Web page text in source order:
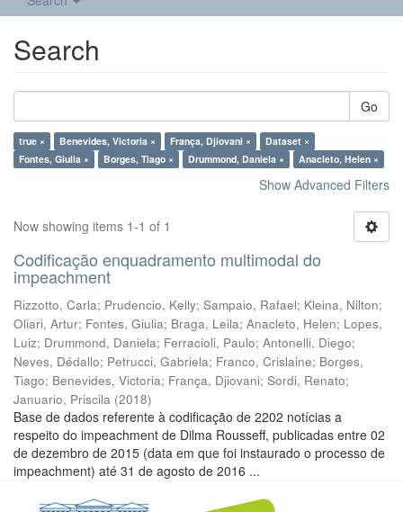
Search
Go
true × Benevides, Victoria × França, Djiovani ×
Dataset ×
Fontes, Giulia ×
Borges, Tiago × Drummond, Daniela × Anacleto, Helen ×
Show Advanced Filters
Now showing items 1-1 of 1
Codificação enquadramento multimodal do
impeachment
Rizzotto, Carla; Prudencio, Kelly; Sampaio, Rafael; Kleina, Nilton;
Oliari, Artur; Fontes, Giulia; Braga, Leila; Anacleto, Helen; Lopes,
Luiz; Drummond, Daniela; Ferracioli, Paulo; Antonelli, Diego;
Neves, Dédallo; Petrucci, Gabriela; Franco, Crislaine; Borges,
Tiago; Benevides, Victoria; França, Djiovani; Sordi, Renato;
Januario, Priscila (2018)
Base de dados referente à codificação de 2202 notícias a
respeito do impeachment de Dilma Rousseff, publicadas entre 02
de dezembro de 2015 (data em que foi instaurado o processo de
impeachment) até 31 de agosto de 2016 ...